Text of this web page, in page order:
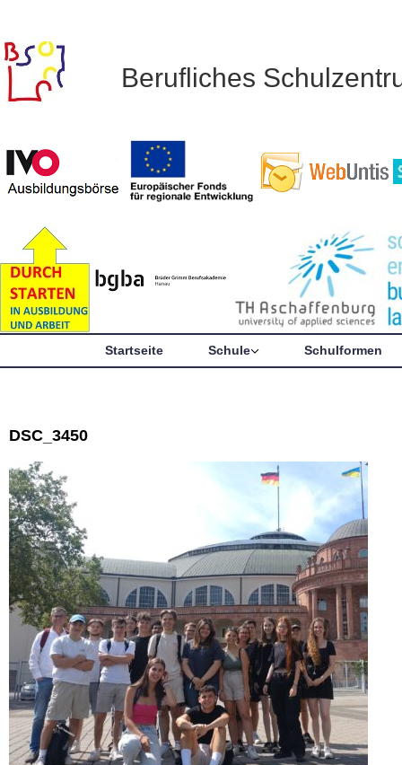
Berufliches
Startseite Schule Schulformen
DSC_3450